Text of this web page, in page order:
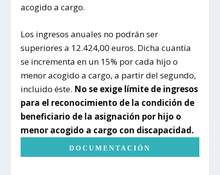
acogido a cargo.
Los ingresos anuales no podrán ser
superiores a 12.424,00 euros. Dicha cuantía
se incrementa en un 15% por cada hijo o
menor acogido a cargo, a partir del segundo,
incluido éste. No se exige límite de ingresos
para el reconocimiento de la condición de
beneficiario de la asignación por hijo o
menor acogido a cargo con discapacidad.
DOCUMENTACIÓN